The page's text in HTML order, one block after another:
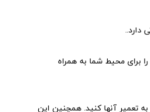
را برای محیط شما به همراه
به تعمیر آنها کنید. همچنین این